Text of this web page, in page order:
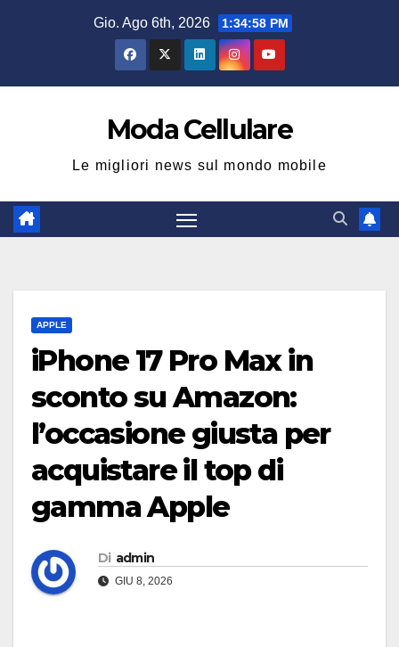
Gio. Ago 6th, 2026 1:34:59 PM
Moda Cellulare
Le migliori news sul mondo mobile
APPLE
iPhone 17 Pro Max in
sconto su Amazon:
l’occasione giusta per
acquistare il top di
gamma Apple
Di admin
GIU 8, 2026